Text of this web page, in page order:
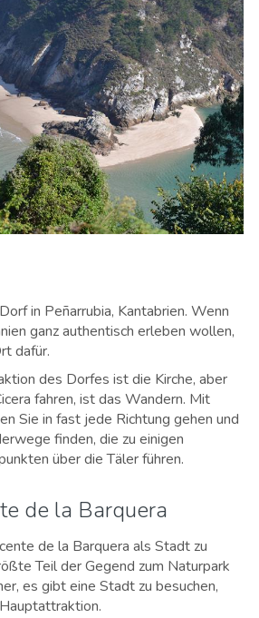
in Peñarrubia, Kantabrien. Wenn
ganz authentisch erleben wollen,
dafür.
des Dorfes ist die Kirche, aber
fahren, ist das Wandern. Mit
Sie in fast jede Richtung gehen und
finden, die zu einigen
über die Täler führen.
de la Barquera
de la Barquera als Stadt zu
Teil der Gegend zum Naturpark
es gibt eine Stadt zu besuchen,